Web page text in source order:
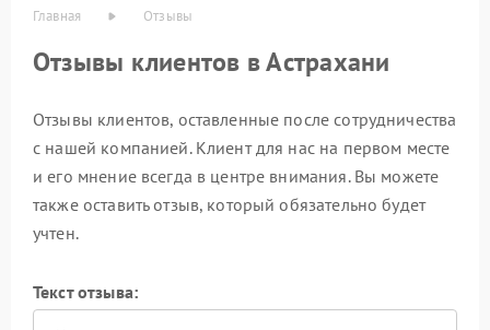
Главная Отзывы
Отзывы клиентов в Астрахани
Отзывы клиентов, оставленные после сотрудничества
с нашей компанией. Клиент для нас на первом месте
и его мнение всегда в центре внимания. Вы можете
также оставить отзыв, который обязательно будет
учтен.
Текст отзыва: